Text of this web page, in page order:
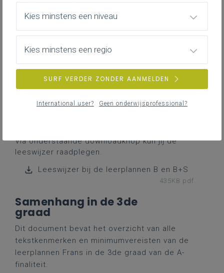
kregen tijdens de
Vlaanderenbrede webinars van de
leerplanvoorstellingen hebben we deze
Ze bevat antwoorden op deze vragen,
algemene onderwerpen
Via onderstaande downloadknop kun jij de
leeswijzer raadplegen.
Leeswijzer bij de leerplannen B en B+S
435KB pdf
Samenhang in de 3de
graad
Dit document bevat het overzicht van alle
tekstkenmerken en minimumvereisten van de
leerplannen Frans in de 3de graad van de A-
finaliteit.
Kies minstens een niveau
Kies minstens een regio
SURF VERDER ZONDER AANMELDEN
International user? Geen onderwijsprofessional?